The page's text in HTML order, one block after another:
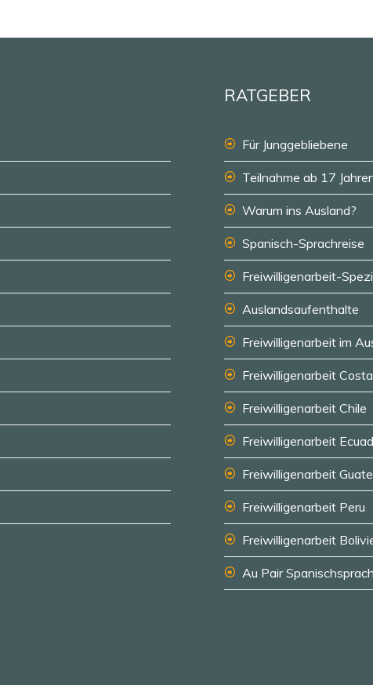
RATGEBER
Für Junggebliebene
Teilnahme ab 17
Warum ins Ausland?
Spanisch-Sprachreise
Freiwilligenarbeit-
Auslandsaufenthalte
Freiwilligenarbeit im
Freiwilligenarbeit
Freiwilligenarbeit Chile
Freiwilligenarbeit
Freiwilligenarbeit
Freiwilligenarbeit Peru
Freiwilligenarbeit
Au Pair